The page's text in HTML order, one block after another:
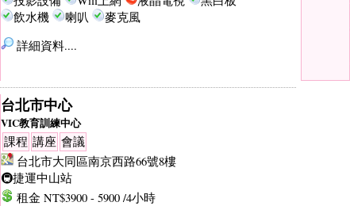
飲水機
喇叭
麥克風
詳細資料....
台北市中心
VIC教育訓練中心
課程 講座 會議
台北市大同區南京西路66號8樓
🚇捷運中山站
租金 NT$3900 - 5900 /4小時